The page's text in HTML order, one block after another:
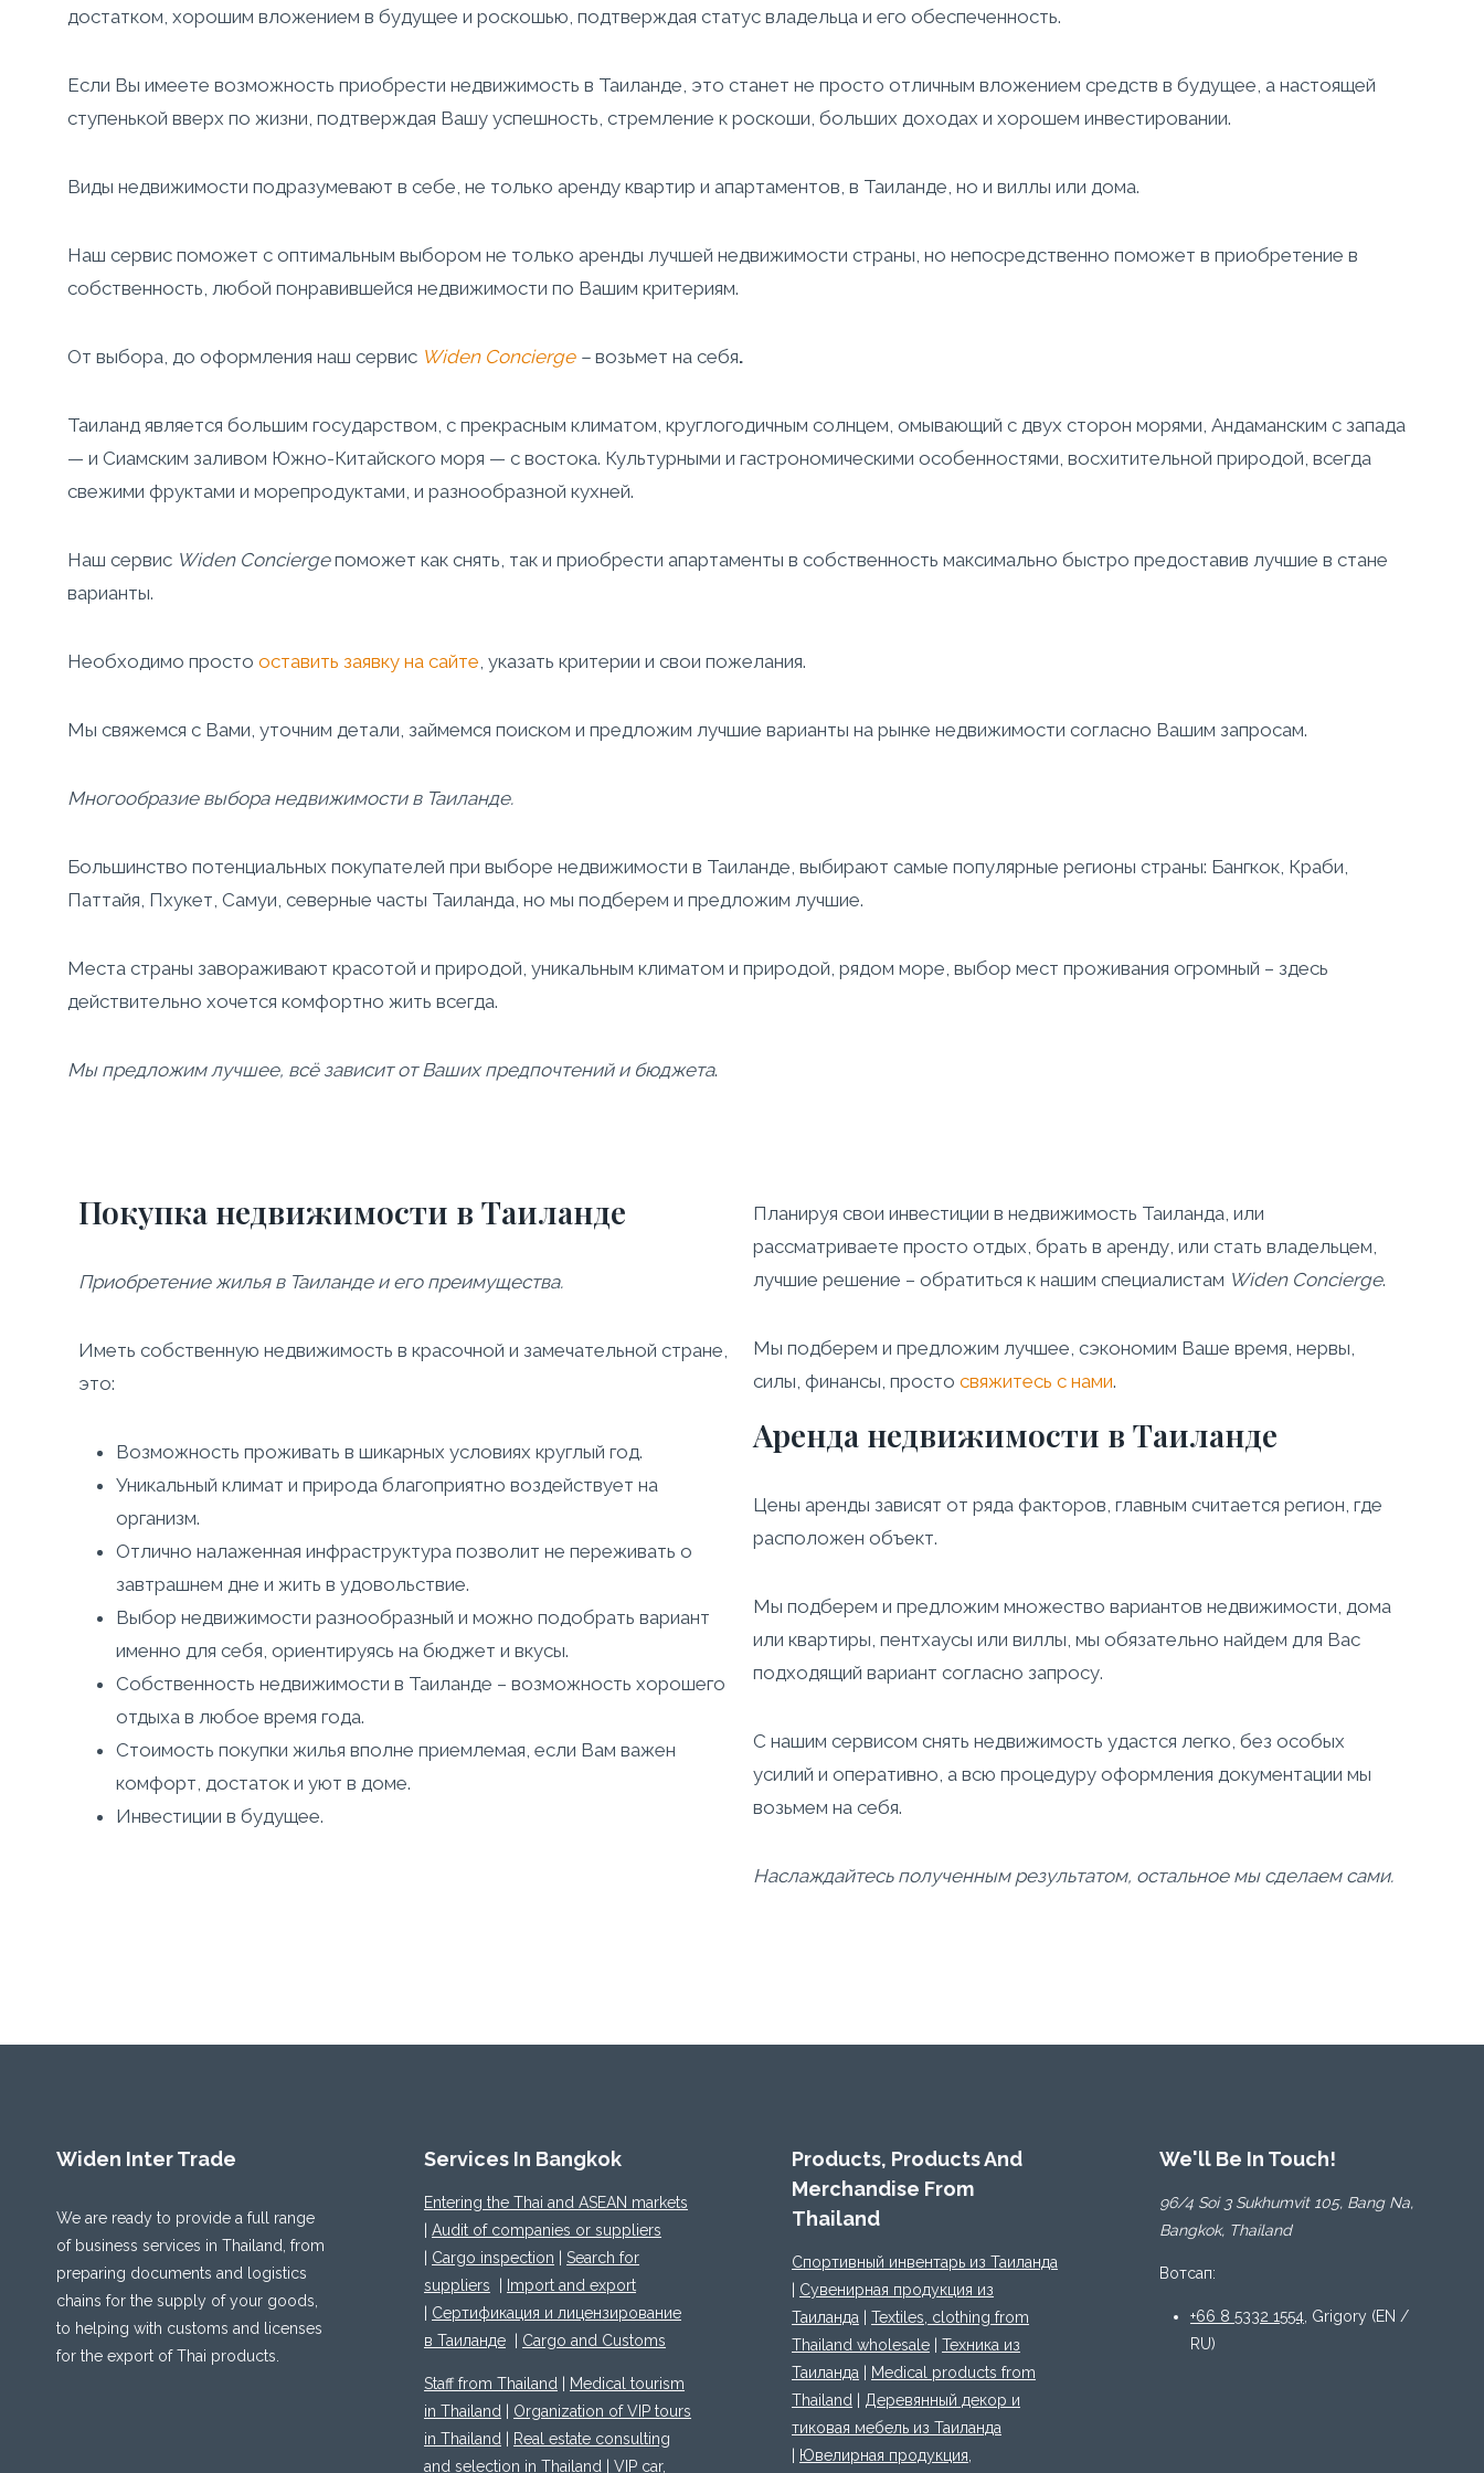
достатком, хорошим вложением в будущее и роскошью, подтверждая статус владельца и его обеспеченность.
Если Вы имеете возможность приобрести недвижимость в Таиланде, это станет не просто отличным вложением средств в будущее, а настоящей
ступенькой вверх по жизни, подтверждая Вашу успешность, стремление к роскоши, больших доходах и хорошем инвестировании.
Виды недвижимости подразумевают в себе, не только аренду квартир и апартаментов, в Таиланде, но и виллы или дома.
Наш сервис поможет с оптимальным выбором не только аренды лучшей недвижимости страны, но непосредственно поможет в приобретение в
собственность, любой понравившейся недвижимости по Вашим критериям.
От выбора, до оформления наш сервис Widen Concierge– возьмет на себя.
Таиланд является большим государством, с прекрасным климатом, круглогодичным солнцем, омывающий с двух сторон морями, Андаманским с запада
— и Сиамским заливом Южно-Китайского моря — с востока. Культурными и гастрономическими особенностями, восхитительной природой, всегда
свежими фруктами и морепродуктами, и разнообразной кухней.
Наш сервис Widen Conciergeпоможет как снять, так и приобрести апартаменты в собственность максимально быстро предоставив лучшие в стане
варианты.
Необходимо просто оставить заявку на сайте, указать критерии и свои пожелания.
Мы свяжемся с Вами, уточним детали, займемся поиском и предложим лучшие варианты на рынке недвижимости согласно Вашим запросам.
Многообразие выбора недвижимости в Таиланде.
Большинство потенциальных покупателей при выборе недвижимости в Таиланде, выбирают самые популярные регионы страны: Бангкок, Краби,
Паттайя, Пхукет, Самуи, северные часты Таиланда, но мы подберем и предложим лучшие.
Места страны завораживают красотой и природой, уникальным климатом и природой, рядом море, выбор мест проживания огромный – здесь
действительно хочется комфортно жить всегда.
Мы предложим лучшее, всё зависит от Ваших предпочтений и бюджета.
Покупка недвижимости в Таиланде
Приобретение жилья в Таиланде и его преимущества.
Иметь собственную недвижимость в красочной и замечательной стране,
это:
Возможность проживать в шикарных условиях круглый год.
Уникальный климат и природа благоприятно воздействует на
организм.
Отлично налаженная инфраструктура позволит не переживать о
завтрашнем дне и жить в удовольствие.
Выбор недвижимости разнообразный и можно подобрать вариант
именно для себя, ориентируясь на бюджет и вкусы.
Собственность недвижимости в Таиланде – возможность хорошего
отдыха в любое время года.
Стоимость покупки жилья вполне приемлемая, если Вам важен
комфорт, достаток и уют в доме.
Инвестиции в будущее.
Планируя свои инвестиции в недвижимость Таиланда, или
рассматриваете просто отдых, брать в аренду, или стать владельцем,
лучшие решение – обратиться к нашим специалистам Widen Concierge.
Мы подберем и предложим лучшее, сэкономим Ваше время, нервы,
силы, финансы, просто свяжитесь с нами.
Аренда недвижимости в Таиланде
Цены аренды зависят от ряда факторов, главным считается регион, где
расположен объект.
Мы подберем и предложим множество вариантов недвижимости, дома
или квартиры, пентхаусы или виллы, мы обязательно найдем для Вас
подходящий вариант согласно запросу.
С нашим сервисом снять недвижимость удастся легко, без особых
усилий и оперативно, а всю процедуру оформления документации мы
возьмем на себя.
Наслаждайтесь полученным результатом, остальное мы сделаем сами.
Widen Inter Trade
We are ready to provide a full range
of business services in Thailand, from
preparing documents and logistics
chains for the supply of your goods,
to helping with customs and licenses
for the export of Thai products.
Services In Bangkok
Entering the Thai and ASEAN markets
Audit of companies or suppliers
Cargo inspection
Search for
suppliers
Import and export
Сертификация и лицензирование
в Таиланде
Cargo and Customs
Staff from Thailand
Medical tourism
in Thailand
Organization of VIP tours
in Thailand
Real estate consulting
and selection in Thailand
VIP car,
Products, Products And
Merchandise From
Thailand
Спортивный инвентарь из Таиланда
Сувенирная продукция из
Таиланда
Textiles, clothing from
Thailand wholesale
Техника из
Таиланда
Medical products from
Thailand
Деревянный декор и
тиковая мебель из Таиланда
Ювелирная продукция,
We'll Be In Touch!
96/4 Soi 3 Sukhumvit 105, Bang Na,
Bangkok, Thailand
Вотсап:
+66 8 5332 1554 , Grigory (EN /
RU)